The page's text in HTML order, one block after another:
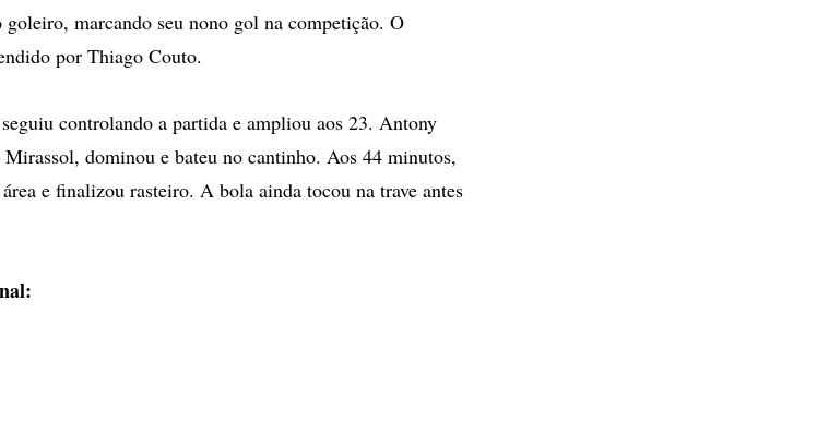
marcando seu nono gol na competição. O
por Thiago Couto.
controlando a partida e ampliou aos 23. Antony
dominou e bateu no cantinho. Aos 44 minutos,
e finalizou rasteiro. A bola ainda tocou na trave antes